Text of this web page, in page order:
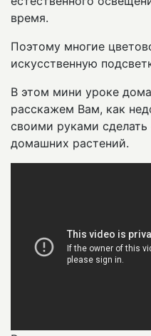
время.
Поэтому многие
искусственную
В этом мини уроке
расскажем Вам, как
своими руками сделать
домашних растений.